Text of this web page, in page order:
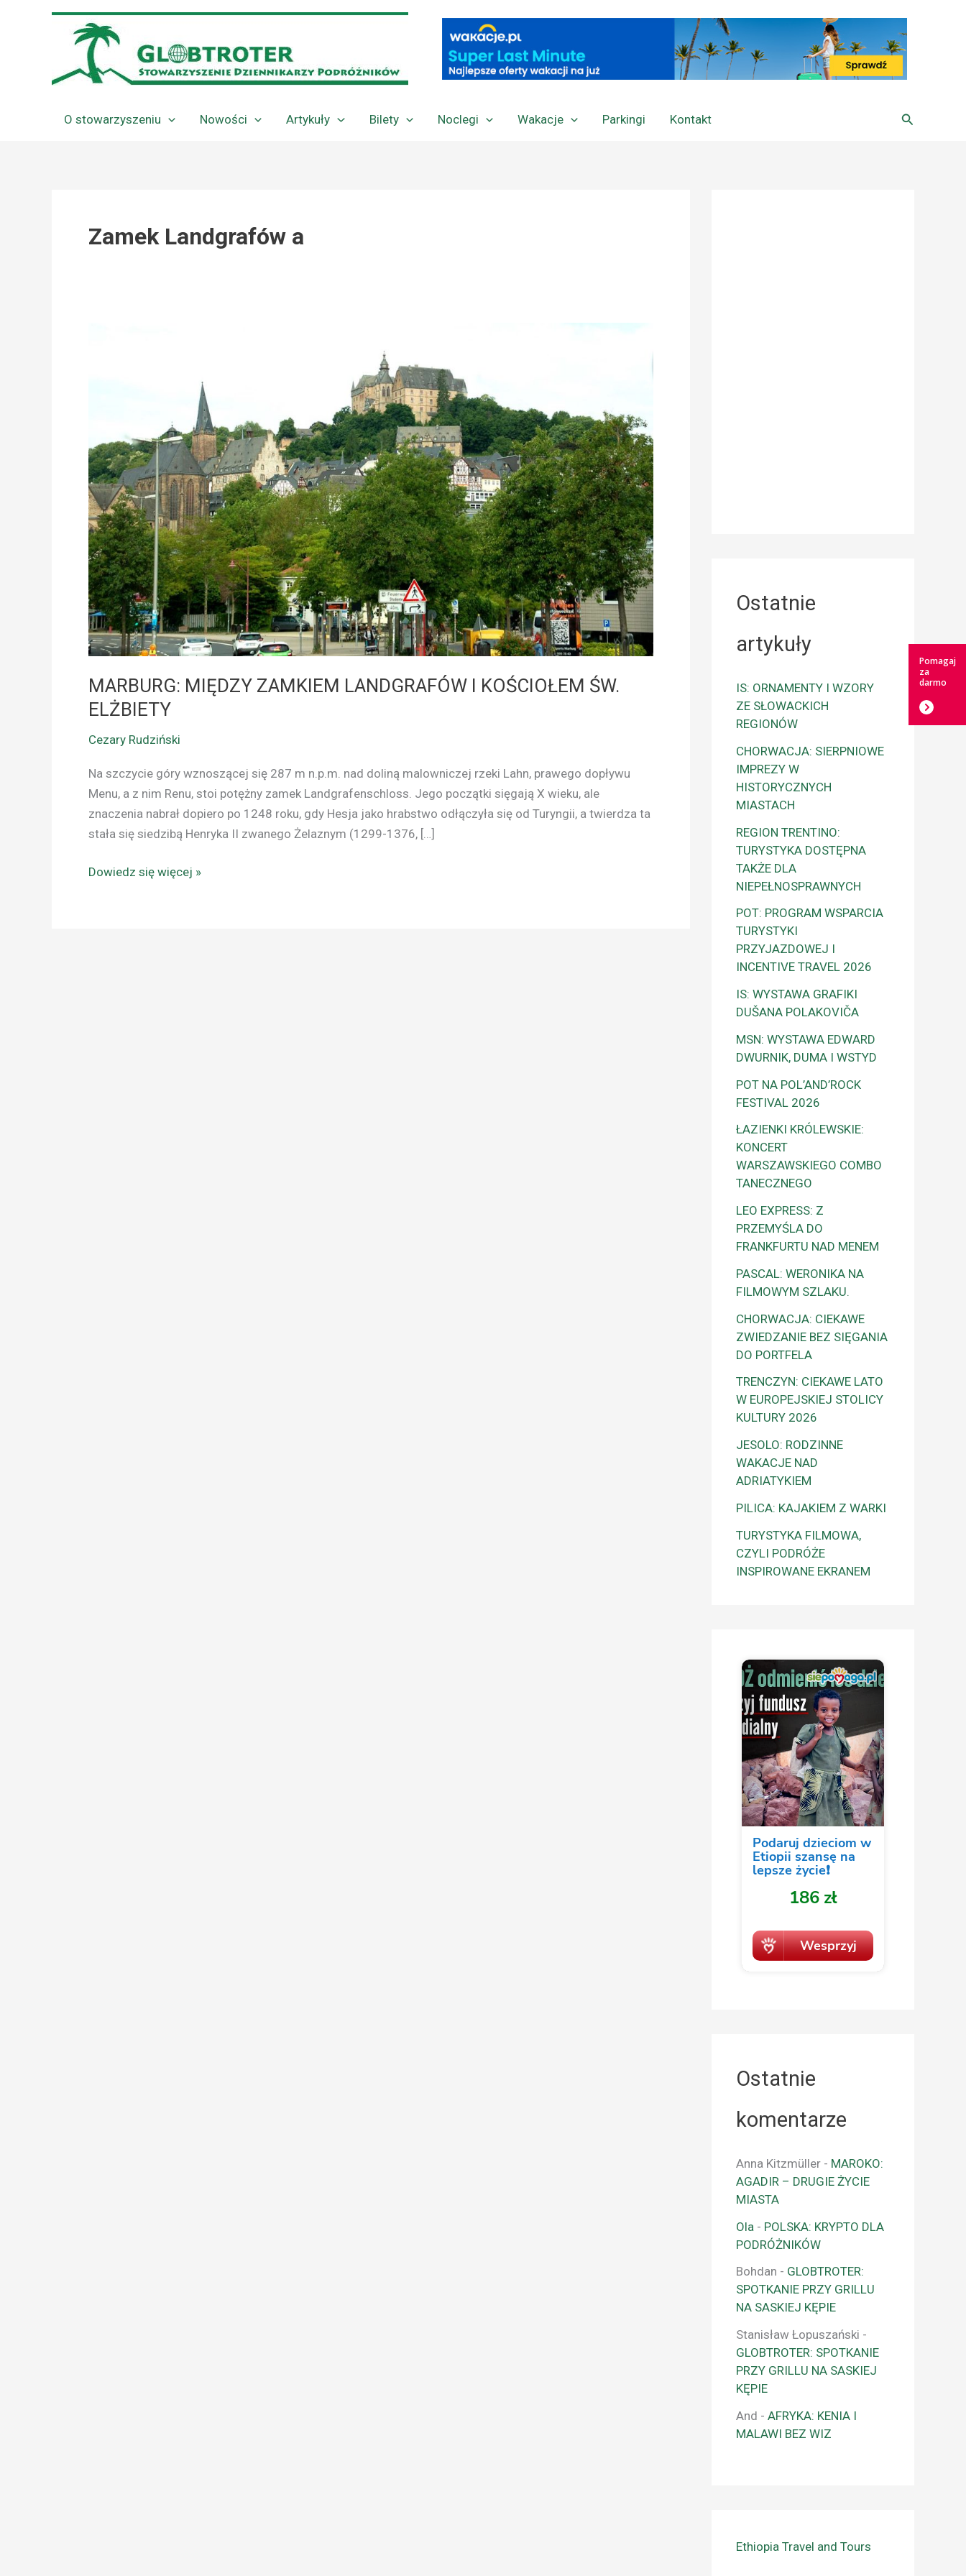
O stowarzyszeniu Nowości Artykuły Bilety Noclegi Wakacje Parkingi Kontakt Szukaj
Zamek Landgrafów a
MARBURG: MIĘDZY ZAMKIEM LANDGRAFÓW I KOŚCIOŁEM ŚW.
ELŻBIETY
Cezary Rudziński
Na szczycie góry wznoszącej się 287 m n.p.m. nad doliną malowniczej rzeki Lahn, prawego dopływu
Menu, a z nim Renu, stoi potężny zamek Landgrafenschloss. Jego początki sięgają X wieku, ale
znaczenia nabrał dopiero po 1248 roku, gdy Hesja jako hrabstwo odłączyła się od Turyngii, a twierdza ta
stała się siedzibą Henryka II zwanego Żelaznym (1299-1376, […]
KOŚCIOŁEM
ŚW.
ELŻBIETY
Dowiedz się więcej »
Ostatnie
artykuły
IS: ORNAMENTY I WZORY
ZE SŁOWACKICH
REGIONÓW
CHORWACJA: SIERPNIOWE
IMPREZY W
HISTORYCZNYCH
MIASTACH
REGION TRENTINO:
TURYSTYKA DOSTĘPNA
TAKŻE DLA
NIEPEŁNOSPRAWNYCH
POT: PROGRAM WSPARCIA
TURYSTYKI
PRZYJAZDOWEJ I
INCENTIVE TRAVEL 2026
IS: WYSTAWA GRAFIKI
DUŠANA POLAKOVIČA
MSN: WYSTAWA EDWARD
DWURNIK, DUMA I WSTYD
POT NA POL’AND’ROCK
FESTIVAL 2026
ŁAZIENKI KRÓLEWSKIE:
KONCERT
WARSZAWSKIEGO COMBO
TANECZNEGO
LEO EXPRESS: Z
PRZEMYŚLA DO
FRANKFURTU NAD MENEM
PASCAL: WERONIKA NA
FILMOWYM SZLAKU.
CHORWACJA: CIEKAWE
ZWIEDZANIE BEZ SIĘGANIA
DO PORTFELA
TRENCZYN: CIEKAWE LATO
W EUROPEJSKIEJ STOLICY
KULTURY 2026
JESOLO: RODZINNE
WAKACJE NAD
ADRIATYKIEM
PILICA: KAJAKIEM Z WARKI
TURYSTYKA FILMOWA,
CZYLI PODRÓŻE
INSPIROWANE EKRANEM
Ostatnie
komentarze
Anna Kitzmüller - MAROKO:
AGADIR – DRUGIE ŻYCIE
MIASTA
Ola - POLSKA: KRYPTO DLA
PODRÓŻNIKÓW
Bohdan - GLOBTROTER:
SPOTKANIE PRZY GRILLU
NA SASKIEJ KĘPIE
Stanisław Łopuszański -
GLOBTROTER: SPOTKANIE
PRZY GRILLU NA SASKIEJ
KĘPIE
And - AFRYKA: KENIA I
MALAWI BEZ WIZ
Ethiopia Travel and Tours
Pomagaj
za
darmo